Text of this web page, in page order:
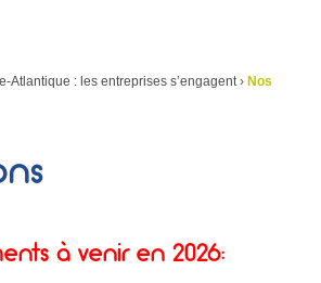
Atlantique : les entreprises s’engagent › Nos
à venir en 2026: